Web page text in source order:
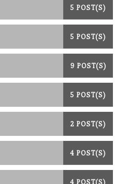
5 POST(S)
5 POST(S)
9 POST(S)
5 POST(S)
2 POST(S)
4 POST(S)
4 POST(S)